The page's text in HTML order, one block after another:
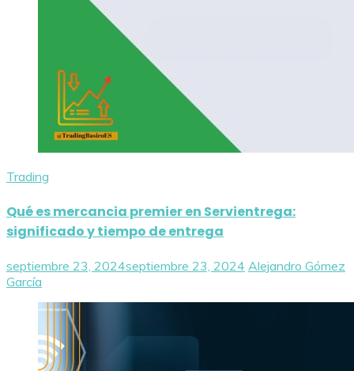
Trading
Qué es mercancia premier en Servientrega:
significado y tiempo de entrega
septiembre 23, 2024septiembre 23, 2024 Alejandro Gómez
García